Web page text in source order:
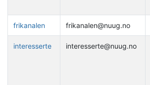
frikanalen frikanalen@nuug.no
interesserte interesserte@nuug.no